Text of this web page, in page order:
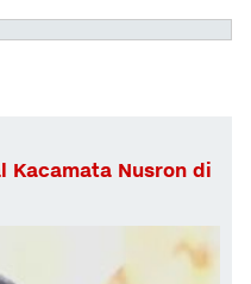
Kacamata Nusron di